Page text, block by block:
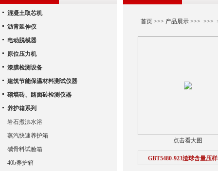
首页>>> 产品展示>>> >>>
点击看大图
GBT5480-923渣球含量压
混凝土取芯机
沥青延伸仪
电动脱模器
原位压力机
漆膜检测设备
建筑节能保温材料测试仪器
砌墙砖、路面砖检测仪器
养护箱系列
岩石煮沸水浴
蒸汽快速养护箱
碱骨料试验箱
40b养护箱